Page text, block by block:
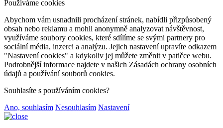
Používáme cookies
Abychom vám usnadnili procházení stránek, nabídli přizpůsobený
obsah nebo reklamu a mohli anonymně analyzovat návštěvnost,
využíváme soubory cookies, které sdílíme se svými partnery pro
sociální média, inzerci a analýzu. Jejich nastavení upravíte odkazem
"Nastavení cookies" a kdykoliv jej můžete změnit v patičce webu.
Podrobnější informace najdete v našich Zásadách ochrany osobních
údajů a používání souborů cookies.
Souhlasíte s používáním cookies?
Ano, souhlasím Nesouhlasím Nastavení